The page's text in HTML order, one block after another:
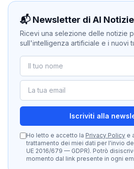
📬 Newsletter di AI Notizie
Ricevi una selezione delle notizie
sull'intelligenza artificiale e i nuovi
Iscriviti alla
Ho letto e accetto la Privacy Policy e
trattamento dei miei dati per l'invio
UE 2016/679 — GDPR). Potrò
momento dal link presente in ogni